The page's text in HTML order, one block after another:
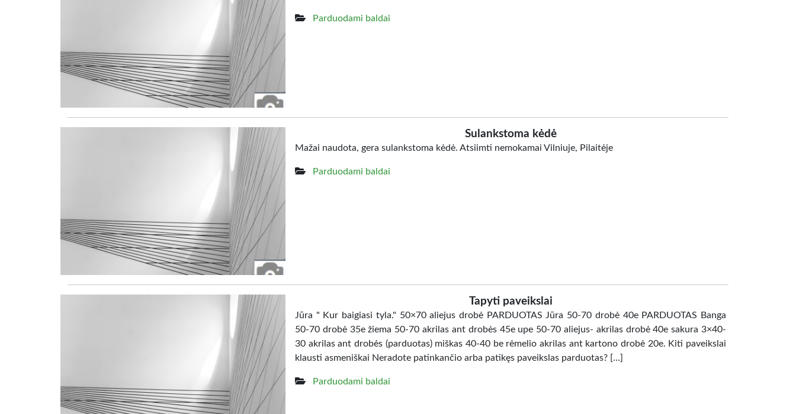
Parduodami baldai
Sulankstoma kėdė
Mažai naudota, gera sulankstoma kėdė. Atsiimti nemokamai Vilniuje, Pilaitėje
Parduodami baldai
Tapyti paveikslai
Jūra " Kur baigiasi tyla." 50×70 aliejus drobė PARDUOTAS Jūra 50-70 drobė 40e PARDUOTAS Banga
50-70 drobė 35e žiema 50-70 akrilas ant drobės 45e upe 50-70 aliejus- akrilas drobė 40e sakura 3×40-
30 akrilas ant drobės (parduotas) miškas 40-40 be rėmelio akrilas ant kartono drobė 20e. Kiti paveikslai
klausti asmeniškai Neradote patinkančio arba patikęs paveikslas parduotas? […]
Parduodami baldai